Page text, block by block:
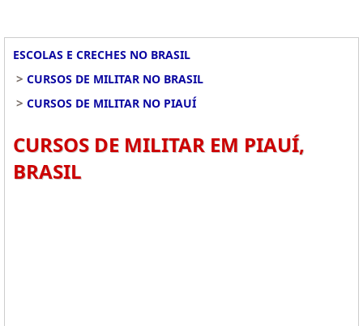
ESCOLAS E CRECHES NO BRASIL
> CURSOS DE MILITAR NO BRASIL
> CURSOS DE MILITAR NO PIAUÍ
CURSOS DE MILITAR EM PIAUÍ,
BRASIL